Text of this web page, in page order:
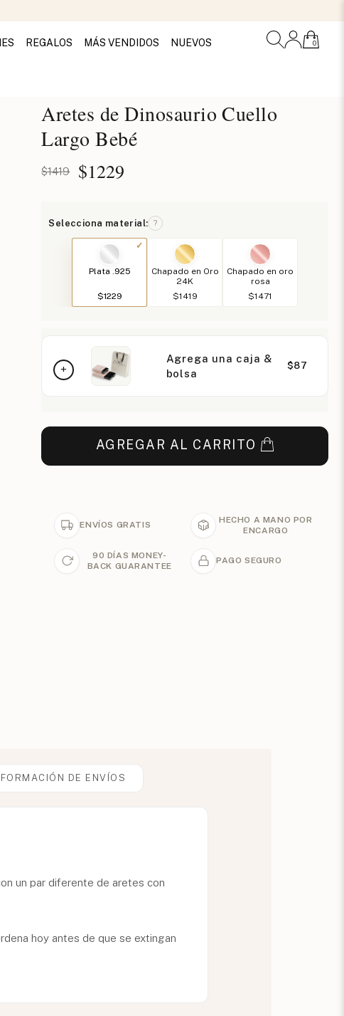
REGALOS MÁS VENDIDOS NUEVOS 0
Aretes de Dinosaurio Cuello
Largo Bebé
$1419 $1229
Selecciona material: ?
Plata .925
$1229
Chapado en Oro
24K
$1419
Chapado en oro
rosa
$1471
Agrega una caja &
bolsa
$87
AGREGAR AL CARRITO
ENVÍOS GRATIS
HECHO A MANO POR
ENCARGO
90 DÍAS MONEY-
BACK GUARANTEE
PAGO SEGURO
DE ENVÍOS
un par diferente de aretes con
hoy antes de que se extingan